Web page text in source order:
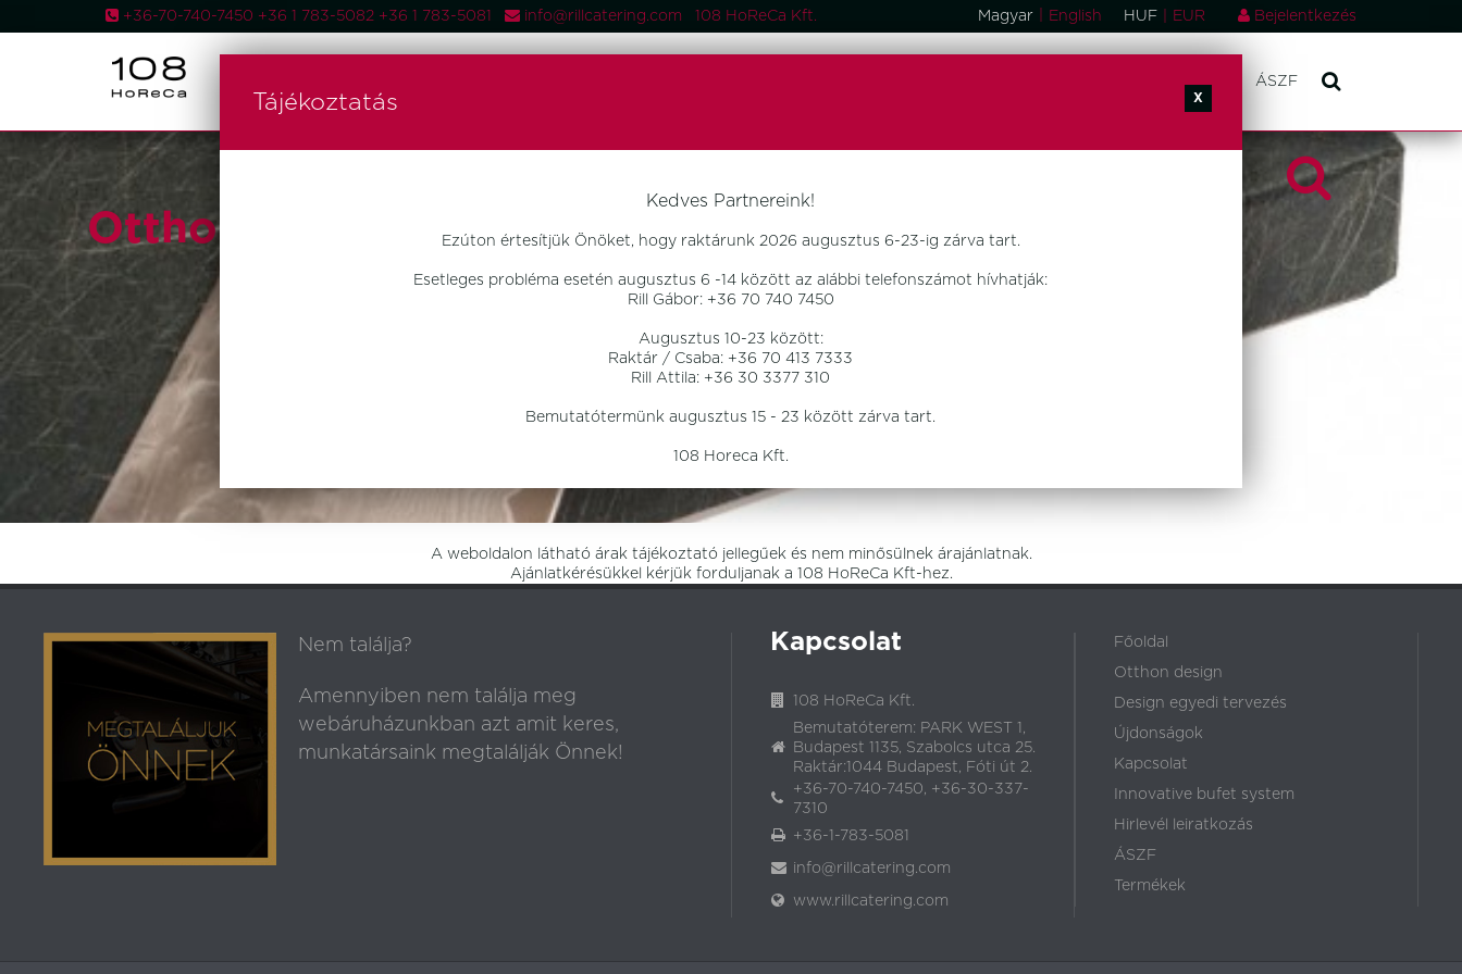
Tájékoztatás X
Kedves Partnereink!
Ezúton értesítjük Önöket, hogy raktárunk 2026 augusztus 6-23-ig zárva tart.
Esetleges probléma esetén augusztus 6 -14 között az alábbi telefonszámot hívhatják:
Rill Gábor: +36 70 740 7450
Augusztus 10-23 között:
Raktár / Csaba: +36 70 413 7333
Rill Attila: +36 30 3377 310
Bemutatótermünk augusztus 15 - 23 között zárva tart.
108 Horeca Kft.
+36-70-740-7450 +36 1 783-5082 +36 1 783-5081 info@rillcatering.com 108 HoReCa Kft. Bejelentkezés
HUF EUR
Magyar English
KAPCSOLAT ÁSZF
Otthon Design
A weboldalon látható árak tájékoztató jellegűek és nem minősülnek árajánlatnak.
Ajánlatkérésükkel kérjük forduljanak a 108 HoReCa Kft-hez.
Nem találja?
Amennyiben nem találja meg
webáruházunkban azt amit keres,
munkatársaink megtalálják Önnek!
Kapcsolat
108 HoReCa Kft.
Bemutatóterem: PARK WEST 1,
Budapest 1135, Szabolcs utca 25.
Raktár:1044 Budapest, Fóti út 2.
+36-70-740-7450, +36-30-337-
7310
+36-1-783-5081
info@rillcatering.com
www.rillcatering.com
Főoldal
Otthon design
Design egyedi tervezés
Újdonságok
Kapcsolat
Innovative bufet system
Hirlevél leiratkozás
ÁSZF
Termékek